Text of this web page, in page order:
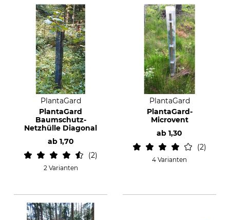
PlantaGard
PlantaGard
Baumschutz-
Netzhülle Diagonal
ab 1,70
2
2 Varianten
PlantaGard
PlantaGard-
Microvent
ab 1,30
2
4 Varianten